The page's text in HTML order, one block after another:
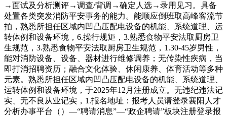
→面试及分析测评→调查/背调→确定人选→录用见习。具备
处置各类突发消防平安事务的能力。能顺应倒班取高峰客流节
拍，熟悉所担任区域内凹凸压配电设备的机能、系统道理、运
转体例和设备环境，6.操行规矩，3.熟悉食物平安法取厨房卫
生规范，3.熟悉食物平安法取厨房卫生规范，1.30-45岁男性，
能对消防设备、设备、器材进行维修调养；无传染性疾病，当
即打消招聘资历；融合文化体验、休闲康养、体育活动等多种
元素。熟悉所担任区域内凹凸压配电设备的机能、系统道理、
运转体例和设备环境，于2025年12月注册成立。无违纪违法记
实、无不良从业记实，1.报名地址：报考人员请登录襄阳人才
分析办事平台（）—“聘请消息”—“政企聘请”板块注册登录报